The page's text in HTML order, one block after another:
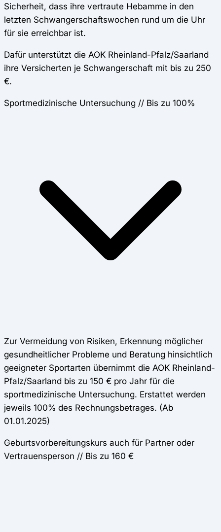
Sicherheit, dass ihre vertraute Hebamme in den
letzten Schwangerschaftswochen rund um die Uhr
für sie erreichbar ist.
Dafür unterstützt die AOK Rheinland-Pfalz/Saarland
ihre Versicherten je Schwangerschaft mit bis zu 250
€.
Sportmedizinische Untersuchung // Bis zu 100%
Zur Vermeidung von Risiken, Erkennung möglicher
gesundheitlicher Probleme und Beratung hinsichtlich
geeigneter Sportarten übernimmt die AOK Rheinland-
Pfalz/Saarland bis zu 150 € pro Jahr für die
sportmedizinische Untersuchung. Erstattet werden
jeweils 100% des Rechnungsbetrages. (Ab
01.01.2025)
Geburtsvorbereitungskurs auch für Partner oder
Vertrauensperson // Bis zu 160 €